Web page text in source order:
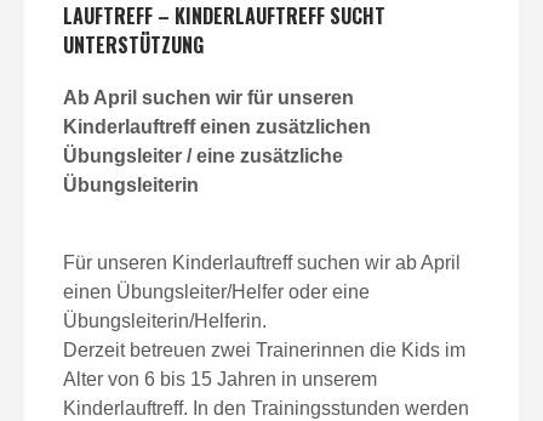
LAUFTREFF – KINDERLAUFTREFF SUCHT
UNTERSTÜTZUNG
Ab April suchen wir für unseren
Kinderlauftreff einen zusätzlichen
Übungsleiter / eine zusätzliche
Übungsleiterin
Für unseren Kinderlauftreff suchen wir ab April
einen Übungsleiter/Helfer oder eine
Übungsleiterin/Helferin.
Derzeit betreuen zwei Trainerinnen die Kids im
Alter von 6 bis 15 Jahren in unserem
Kinderlauftreff. In den Trainingsstunden werden